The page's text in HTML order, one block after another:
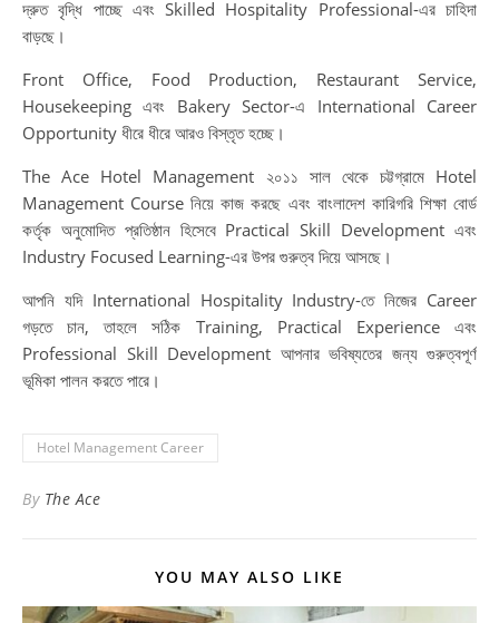
দ্রুত বৃদ্ধি পাচ্ছে এবং Skilled Hospitality Professional-এর চাহিদা
বাড়ছে।
Front Office, Food Production, Restaurant Service,
Housekeeping এবং Bakery Sector-এ International Career
Opportunity ধীরে ধীরে আরও বিস্তৃত হচ্ছে।
The Ace Hotel Management ২০১১ সাল থেকে চট্টগ্রামে Hotel
Management Course নিয়ে কাজ করছে এবং বাংলাদেশ কারিগরি শিক্ষা বোর্ড
কর্তৃক অনুমোদিত প্রতিষ্ঠান হিসেবে Practical Skill Development এবং
Industry Focused Learning-এর উপর গুরুত্ব দিয়ে আসছে।
আপনি যদি International Hospitality Industry-তে নিজের Career
গড়তে চান, তাহলে সঠিক Training, Practical Experience এবং
Professional Skill Development আপনার ভবিষ্যতের জন্য গুরুত্বপূর্ণ
ভূমিকা পালন করতে পারে।
Hotel Management Career
By The Ace
YOU MAY ALSO LIKE